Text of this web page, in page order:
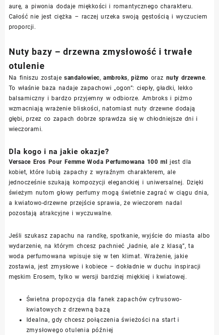
aurę, a piwonia dodaje miękkości i romantycznego charakteru.
Całość nie jest ciężka – raczej urzeka swoją gęstością i wyczuciem
proporcji.
Nuty bazy – drzewna zmysłowość i trwałe
otulenie
Na finiszu zostajesandałowiec,ambroks,piżmo oraz nuty drzewne.
To właśnie baza nadaje zapachowi „ogon”: ciepły, gładki, lekko
balsamiczny i bardzo przyjemny w odbiorze. Ambroks i piżmo
wzmacniają wrażenie bliskości, natomiast nuty drzewne dodają
głębi, przez co zapach dobrze sprawdza się w chłodniejsze dni i
wieczorami.
Dla kogo i na jakie okazje?
Versace Eros Pour Femme Woda Perfumowana 100 ml jest dla
kobiet, które lubią zapachy z wyraźnym charakterem, ale
jednocześnie szukają kompozycji eleganckiej i uniwersalnej. Dzięki
świeżym nutom głowy perfumy mogą świetnie zagrać w ciągu dnia,
a kwiatowo-drzewne przejście sprawia, że wieczorem nadal
pozostają atrakcyjne i wyczuwalne.
Jeśli szukasz zapachu na randkę, spotkanie, wyjście do miasta albo
wydarzenie, na którym chcesz pachnieć „ładnie, ale z klasą”, ta
woda perfumowana wpisuje się w ten klimat. Wrażenie, jakie
zostawia, jest zmysłowe i kobiece – dokładnie w duchu inspiracji
męskim Erosem, tylko w wersji bardziej miękkiej i kwiatowej.
Świetna propozycja dla fanek zapachów cytrusowo-
kwiatowych z drzewną bazą
Idealna, gdy chcesz połączenia świeżości na start i
zmysłowego otulenia później